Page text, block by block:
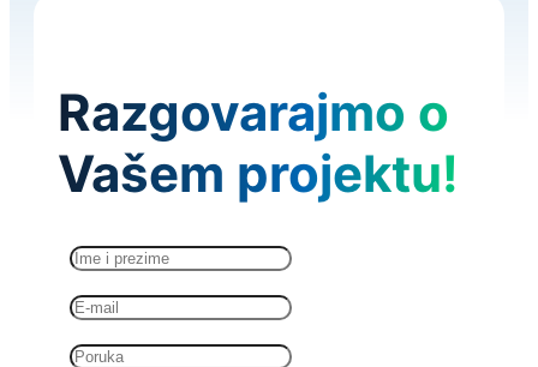
Razgovarajmo o
Vašem projektu!